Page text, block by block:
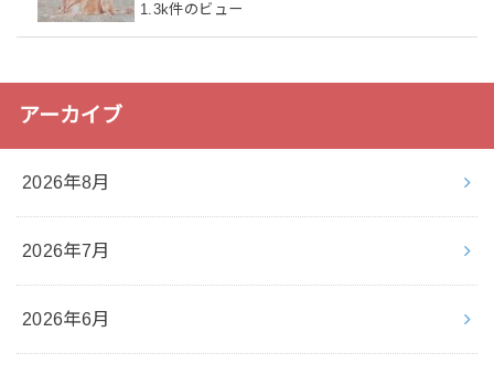
1.3k件のビュー
アーカイブ
2026年8月
2026年7月
2026年6月